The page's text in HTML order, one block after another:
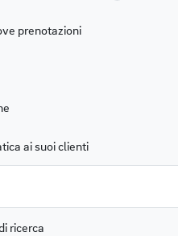
prenotazioni
ai suoi clienti
ricerca